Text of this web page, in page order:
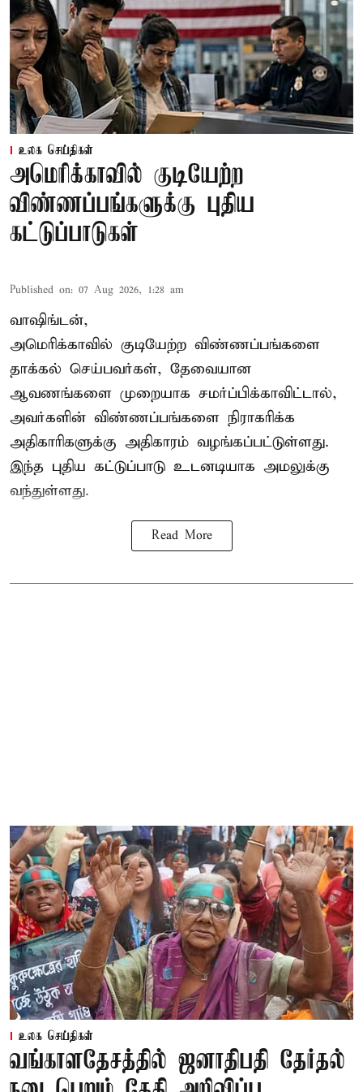
உலக செய்திகள்
அமெரிக்காவில் குடியேற்ற
விண்ணப்பங்களுக்கு புதிய
கட்டுப்பாடுகள்
Published on: 07 Aug 2026, 1:28 am
வாஷிங்டன்,
அமெரிக்காவில் குடியேற்ற விண்ணப்பங்களை
தாக்கல் செய்பவர்கள், தேவையான
ஆவணங்களை முறையாக சமர்ப்பிக்காவிட்டால்,
அவர்களின் விண்ணப்பங்களை நிராகரிக்க
அதிகாரிகளுக்கு அதிகாரம் வழங்கப்பட்டுள்ளது.
இந்த புதிய கட்டுப்பாடு உடனடியாக அமலுக்கு
வந்துள்ளது.
Read More
உலக செய்திகள்
வங்காளதேசத்தில் ஜனாதிபதி தேர்தல்